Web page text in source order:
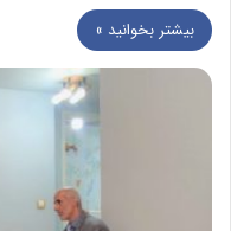
بیشتر بخوانید »